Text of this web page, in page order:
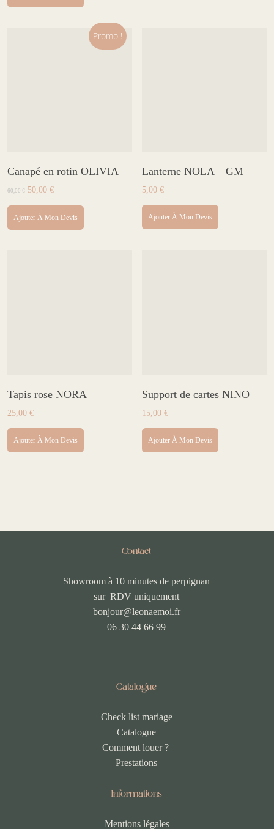
Promo !
Canapé en rotin OLIVIA
60,00€ Le
initial
était :
50,00 €Le
est :
Ajouter À Mon Devis
Lanterne NOLA – GM
5,00€
Ajouter À Mon Devis
Tapis rose NORA
25,00 €
Ajouter À Mon Devis
Support de cartes NINO
15,00€
Ajouter À Mon Devis
Contact
Showroom à 10 minutes de perpignan
sur RDV uniquement
bonjour@leonaemoi.fr
06 30 44 66 99
Catalogue
Check list mariage
Catalogue
Comment louer ?
Prestations
Informations
Mentions légales